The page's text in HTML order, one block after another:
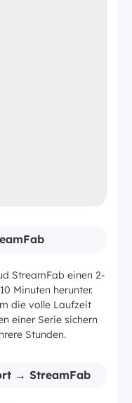
StreamFab einen 2-
Minuten herunter.
die volle Laufzeit
einer Serie sichern
Stunden.
→ StreamFab